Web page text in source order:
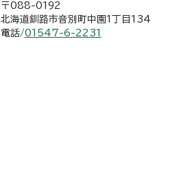
〒088-0192
北海道釧路市音別町中園1丁目134
電話/01547-6-2231